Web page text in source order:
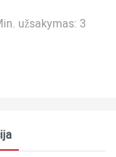
užsakymas: 3